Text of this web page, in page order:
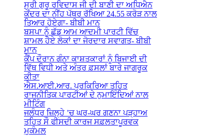
ਸ੍ਰੀ ਗੁਰੂ ਰਵਿਦਾਸ ਜੀ ਦੀ ਬਾਣੀ ਦਾ ਅਧਿਐਨ
ਕੇਂਦਰ ਦਾ ਨੀਂਹ ਪੱਥਰ ਰੱਖਿਆ 24.55 ਕਰੋੜ ਨਾਲ
ਤਿਆਰ ਹੋਏਗਾ- ਬੀਬੀ ਮਾਨ
ਬਸਪਾ ਨੂੰ ਛੱਡ ਆਮ ਆਦਮੀ ਪਾਰਟੀ ਵਿੱਚ
ਸ਼ਾਮਲ ਹੋਏ ਲੋਕਾਂ ਦਾ ਜੋਰਦਾਰ ਸਵਾਗਤ- ਬੀਬੀ
ਮਾਨ
ਕੈਂਪ ਦੌਰਾਨ ਗੰਨਾ ਕਾਸ਼ਤਕਾਰਾਂ ਨੂੰ ਬਿਜਾਈ ਦੀ
ਵਿੱਥ ਵਿਧੀ ਅਤੇ ਅੰਤਰ ਫ਼ਸਲਾਂ ਬਾਰੇ ਜਾਗਰੂਕ
ਕੀਤਾ
ਐਸ.ਆਈ.ਆਰ. ਪ੍ਰਕਿਰਿਆ ਤਹਿਤ
ਰਾਜਨੀਤਿਕ ਪਾਰਟੀਆਂ ਦੇ ਨੁਮਾਇੰਦਿਆਂ ਨਾਲ
ਮੀਟਿੰਗ
ਜਲੰਧਰ ਜ਼ਿਲ੍ਹੇ ’ਚ ਘਰ-ਘਰ ਗਣਨਾ ਪੜ੍ਹਾਅ
ਤਹਿਤ ਸੌ ਫੀਸਦੀ ਕਾਰਜ ਸਫ਼ਲਤਾਪੂਰਵਕ
ਮੁਕੰਮਲ